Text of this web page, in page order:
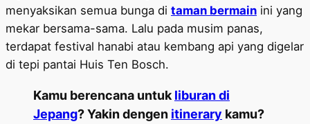
menyaksikan semua bunga di taman bermain ini yang
mekar bersama-sama. Lalu pada musim panas,
terdapat festival hanabi atau kembang api yang digelar
di tepi pantai Huis Ten Bosch.
Kamu berencana untuk liburan di
Jepang? Yakin dengen itinerary kamu?